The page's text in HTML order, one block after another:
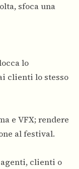
sfoca una
lo
clienti lo stesso
e VFX; rendere
al festival.
clienti o